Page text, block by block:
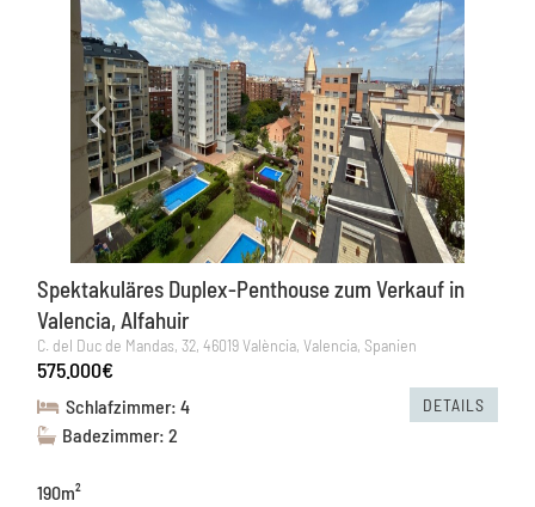
Spektakuläres Duplex-Penthouse zum Verkauf in
Valencia, Alfahuir
C. del Duc de Mandas, 32, 46019 València, Valencia, Spanien
575.000€
Schlafzimmer: 4
Badezimmer: 2
190m²
DETAILS